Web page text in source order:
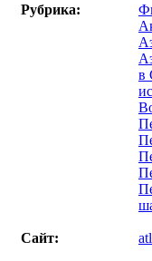
Рубрика:
в
Сайт: